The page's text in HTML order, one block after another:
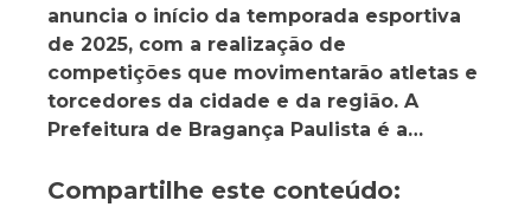
anuncia o início da temporada esportiva
de 2025, com a realização de
competições que movimentarão atletas e
torcedores da cidade e da região. A
Prefeitura de Bragança Paulista é a…
Compartilhe este conteúdo: